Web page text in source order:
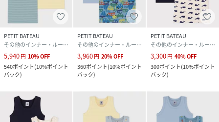
PETIT BATEAU
その他のインナー・ルームウェア
5,940円 10%OFF
540ポイント(10%ポイント
バック)
PETIT BATEAU
その他のインナー・ルームウェア
3,960円 20%OFF
360ポイント(10%ポイント
バック)
PETIT BATEAU
その他のインナー・ルームウェア
3,300円 40%OFF
300ポイント(10%ポイント
バック)